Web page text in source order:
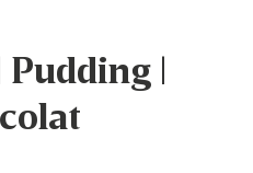
Pudding |